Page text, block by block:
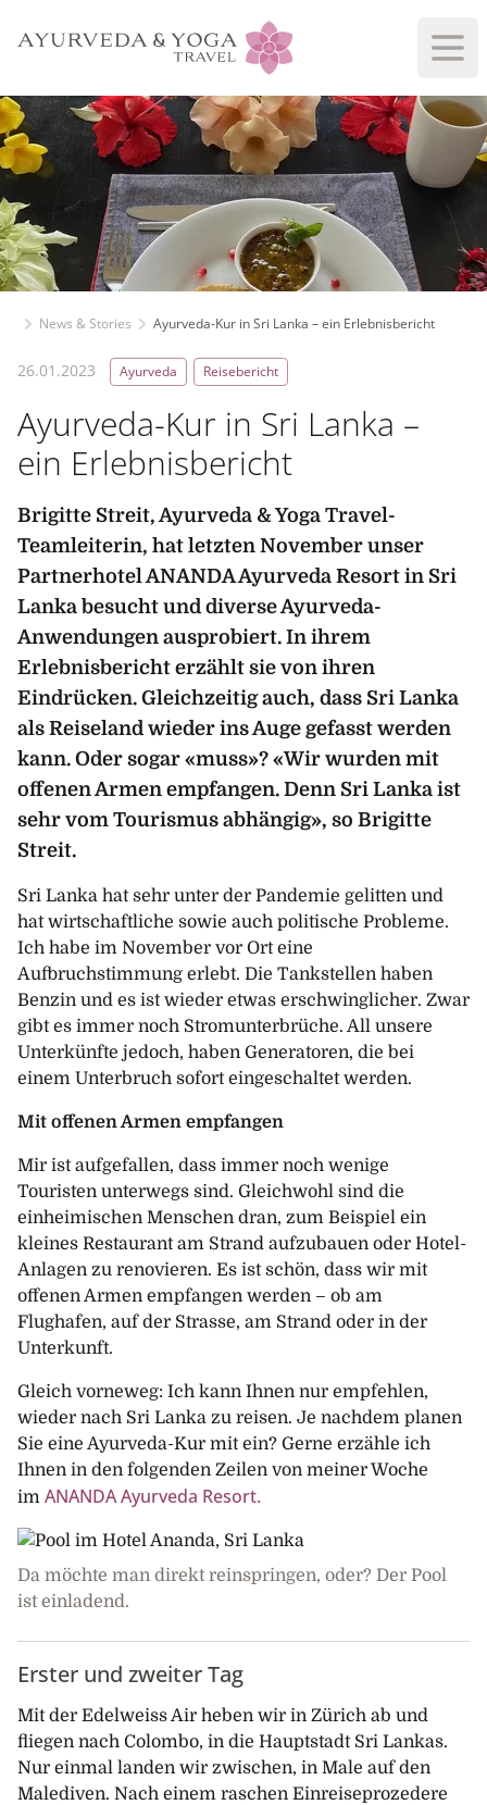
News & Stories Ayurveda-Kur in Sri Lanka – ein Erlebnisbericht
26.01.2023 Ayurveda Reisebericht
Ayurveda-Kur in Sri Lanka –
ein Erlebnisbericht
Brigitte Streit, Ayurveda & Yoga Travel-
Teamleiterin, hat letzten November unser
Partnerhotel ANANDA Ayurveda Resort in Sri
Lanka besucht und diverse Ayurveda-
Anwendungen ausprobiert. In ihrem
Erlebnisbericht erzählt sie von ihren
Eindrücken. Gleichzeitig auch, dass Sri Lanka
als Reiseland wieder ins Auge gefasst werden
kann. Oder sogar «muss»? «Wir wurden mit
offenen Armen empfangen. Denn Sri Lanka ist
sehr vom Tourismus abhängig», so Brigitte
Streit.
Sri Lanka hat sehr unter der Pandemie gelitten und
hat wirtschaftliche sowie auch politische Probleme.
Ich habe im November vor Ort eine
Aufbruchstimmung erlebt. Die Tankstellen haben
Benzin und es ist wieder etwas erschwinglicher. Zwar
gibt es immer noch Stromunterbrüche. All unsere
Unterkünfte jedoch, haben Generatoren, die bei
einem Unterbruch sofort eingeschaltet werden.
Mit offenen Armen empfangen
Mir ist aufgefallen, dass immer noch wenige
Touristen unterwegs sind. Gleichwohl sind die
einheimischen Menschen dran, zum Beispiel ein
kleines Restaurant am Strand aufzubauen oder Hotel-
Anlagen zu renovieren. Es ist schön, dass wir mit
offenen Armen empfangen werden – ob am
Flughafen, auf der Strasse, am Strand oder in der
Unterkunft.
Gleich vorneweg: Ich kann Ihnen nur empfehlen,
wieder nach Sri Lanka zu reisen. Je nachdem planen
Sie eine Ayurveda-Kur mit ein? Gerne erzähle ich
Ihnen in den folgenden Zeilen von meiner Woche
im ANANDA Ayurveda Resort.
Da möchte man direkt reinspringen, oder? Der Pool
ist einladend.
Erster und zweiter Tag
Mit der Edelweiss Air heben wir in Zürich ab und
fliegen nach Colombo, in die Hauptstadt Sri Lankas.
Nur einmal landen wir zwischen, in Male auf den
Malediven. Nach einem raschen Einreiseprozedere